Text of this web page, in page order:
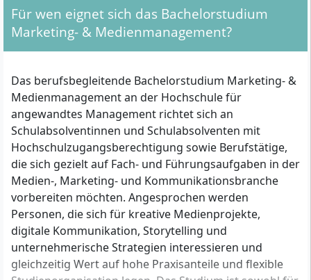
Für wen eignet sich das Bachelorstudium
Marketing- & Medienmanagement?
Das berufsbegleitende Bachelorstudium Marketing- &
Medienmanagement an der Hochschule für
angewandtes Management richtet sich an
Schulabsolventinnen und Schulabsolventen mit
Hochschulzugangsberechtigung sowie Berufstätige,
die sich gezielt auf Fach- und Führungsaufgaben in der
Medien-, Marketing- und Kommunikationsbranche
vorbereiten möchten. Angesprochen werden
Personen, die sich für kreative Medienprojekte,
digitale Kommunikation, Storytelling und
unternehmerische Strategien interessieren und
gleichzeitig Wert auf hohe Praxisanteile und flexible